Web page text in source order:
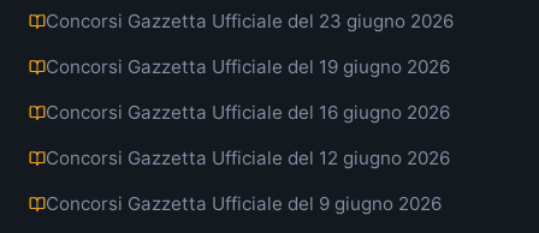
Concorsi Gazzetta Ufficiale del 23 giugno 2026
Concorsi Gazzetta Ufficiale del 19 giugno 2026
Concorsi Gazzetta Ufficiale del 16 giugno 2026
Concorsi Gazzetta Ufficiale del 12 giugno 2026
Concorsi Gazzetta Ufficiale del 9 giugno 2026